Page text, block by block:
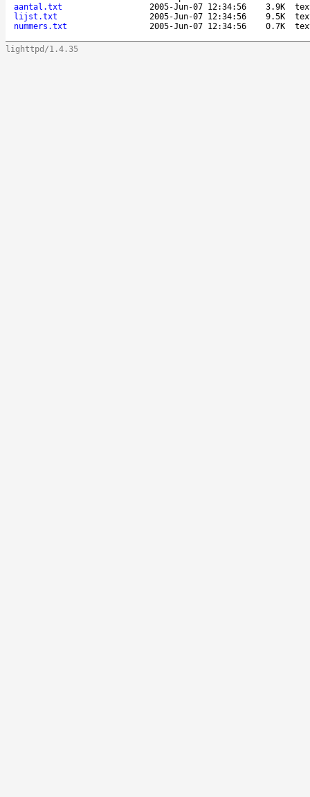
aantal.txt
2005-Jun-07 12:34:56 3.9K
lijst.txt
2005-Jun-07 12:34:56 9.5K
nummers.txt
2005-Jun-07 12:34:56 0.7K
lighttpd/1.4.35